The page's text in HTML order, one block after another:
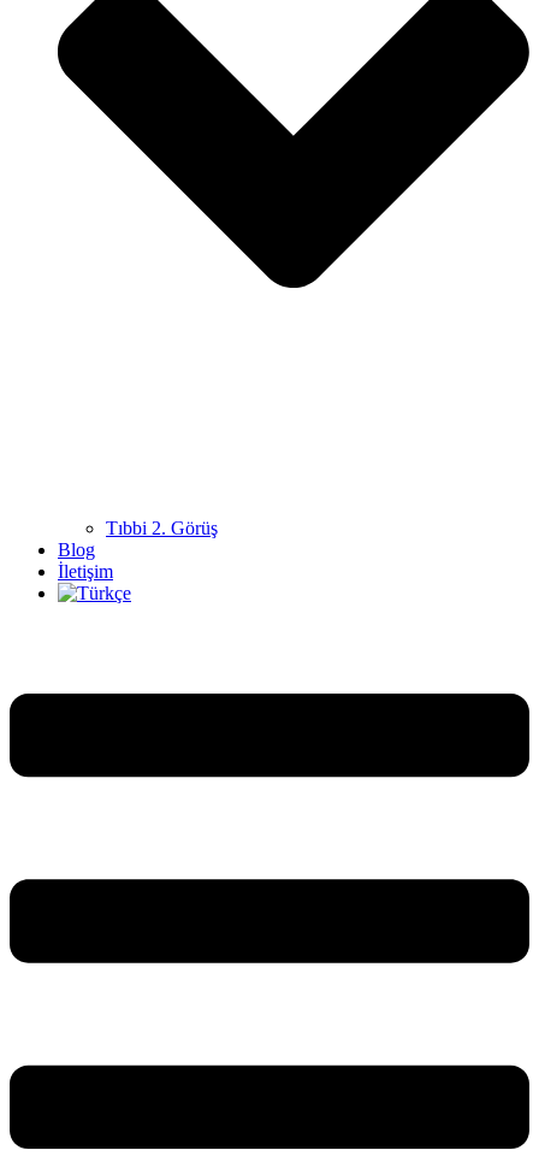
Tıbbi 2. Görüş
Blog
İletişim